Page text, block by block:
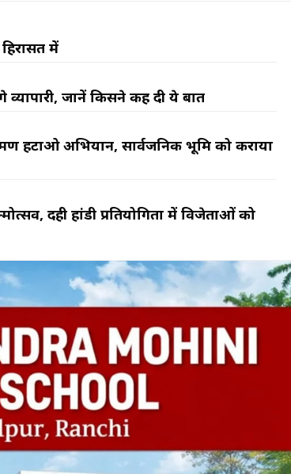
में
जानें किसने कह दी ये बात
हटाओ अभियान, सार्वजनिक भूमि को कराया
दही हांडी प्रतियोगिता में विजेताओं को